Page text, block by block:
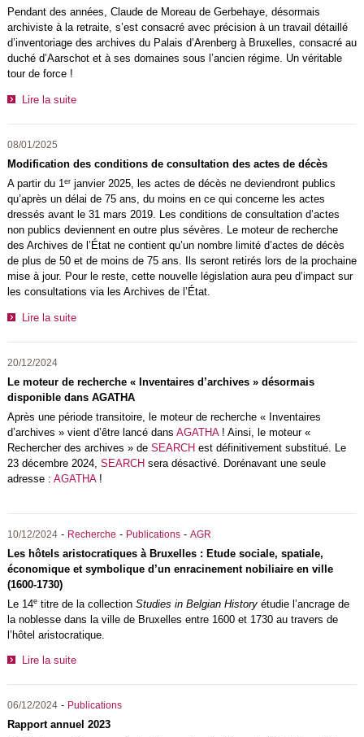
Pendant des années, Claude de Moreau de Gerbehaye, désormais
archiviste à la retraite, s’est consacré avec précision à un travail détaillé
d’inventoriage des archives du Palais d’Arenberg à Bruxelles, consacré au
duché d’Aarschot et à ses domaines sous l’ancien régime. Un véritable
tour de force !
Lire la suite
08/01/2025
Modification des conditions de consultation des actes de décès
A partir du 1 erjanvier 2025, les actes de décès ne deviendront publics
qu’après un délai de 75 ans, du moins en ce qui concerne les actes
dressés avant le 31 mars 2019. Les conditions de consultation d’actes
non publics deviennent en outre plus sévères. Le moteur de recherche
des Archives de l’État ne contient qu’un nombre limité d’actes de décès
de plus de 50 et de moins de 75 ans. Ils seront retirés lors de la prochaine
mise à jour. Pour le reste, cette nouvelle législation aura peu d’impact sur
les consultations via les Archives de l’État.
Lire la suite
20/12/2024
Le moteur de recherche « Inventaires d’archives » désormais
disponible dans AGATHA
Après une période transitoire, le moteur de recherche « Inventaires
d’archives » vient d’être lancé dans AGATHA! Ainsi, le moteur «
Rechercher des archives » de SEARCH est définitivement substitué. Le
23 décembre 2024, SEARCH sera désactivé. Dorénavant une seule
adresse : AGATHA!
10/12/2024- Recherche - Publications- AGR
Les hôtels aristocratiques à Bruxelles : Etude sociale, spatiale,
économique et symbolique d’un enracinement nobiliaire en ville
(1600-1730)
Le 14etitre de la collection Studies in Belgian Historyétudie l’ancrage de
la noblesse dans la ville de Bruxelles entre 1600 et 1730 au travers de
l’hôtel aristocratique.
Lire la suite
06/12/2024- Publications
Rapport annuel 2023